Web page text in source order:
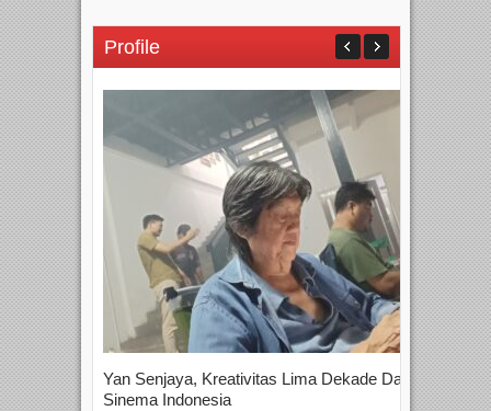
Profile
Yan Senjaya, Kreativitas Lima Dekade Dalam
Sinema Indonesia